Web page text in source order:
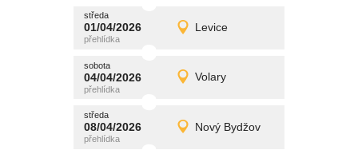
středa
01/04/2026 Levice
středa
01/04/2026 Detail
promítání
sobota
04/04/2026 Volary
sobota
04/04/2026 Detail
promítání
středa
08/04/2026 Nový Bydžov
středa
08/04/2026 Detail
promítání